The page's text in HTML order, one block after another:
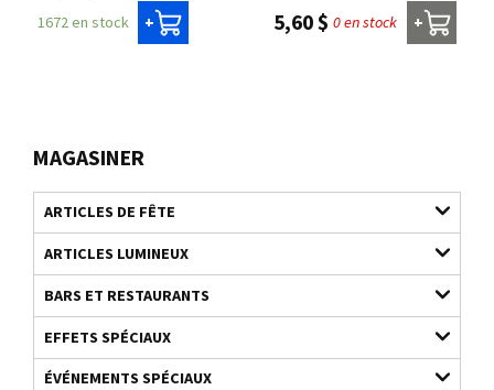
MAGASINER
ARTICLES DE FÊTE
ARTICLES LUMINEUX
BARS ET RESTAURANTS
EFFETS SPÉCIAUX
ÉVÉNEMENTS SPÉCIAUX
1672 en stock + 5,60 $ 0 en stock +